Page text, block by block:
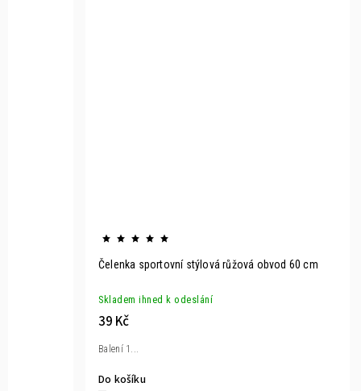
Čelenka sportovní stýlová růžová obvod 60 cm
Skladem ihned k odeslání
39 Kč
Do košíku
Balení 1...